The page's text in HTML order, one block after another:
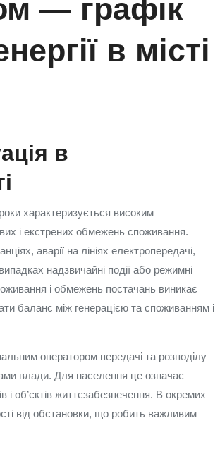
— графік
в місті
в
характеризується високим
і екстрених обмежень споживання.
аварії на лініях електропередачі,
надзвичайні події або режимні
і обмежень постачань виникає
баланс між генерацією та споживанням і
оператором передачі та розподілу
влади. Для населення це означає
і об’єктів життєзабезпечення. В окремих
від обстановки, що робить важливим